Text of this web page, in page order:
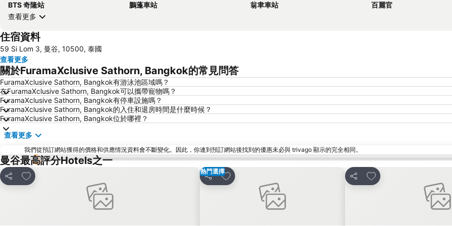
BTS 奇隆站
鵬蓬車站 翁聿車站
百麗官
查看更多
住宿資料
59 Si Lom 3, 曼谷, 10500, 泰國
查看更多
關於FuramaXclusive Sathorn, Bangkok的常見問答
FuramaXclusive Sathorn, Bangkok有游泳池區域嗎？
在FuramaXclusive Sathorn, Bangkok可以攜帶寵物嗎？
FuramaXclusive Sathorn, Bangkok有停車設施嗎？
FuramaXclusive Sathorn, Bangkok的入住和退房時間是什麼時候？
FuramaXclusive Sathorn, Bangkok位於哪裡？
查看更多
我們從預訂網站獲得的價格和供應情況資料會不斷變化。因此，你連到預訂網站後找到的優惠未必與 trivago 顯示的完全相同。
曼谷最高評分Hotels之一
分享
放到收藏夾 熱門選擇
分享
放到收藏夾
分享
放到收藏夾